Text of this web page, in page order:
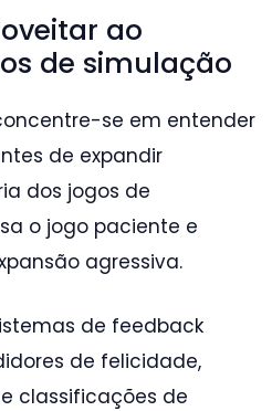
ao
de simulação
se em entender
de expandir
dos jogos de
o jogo paciente e
agressiva.
de feedback
de felicidade,
classificações de